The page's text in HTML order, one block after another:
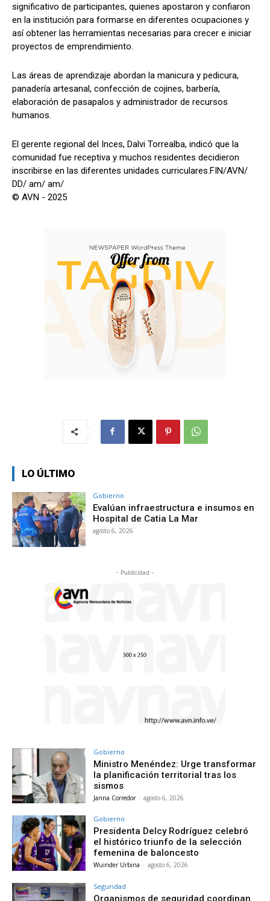
significativo de participantes, quienes apostaron y confiaron
en la institución para formarse en diferentes ocupaciones y
así obtener las herramientas necesarias para crecer e iniciar
proyectos de emprendimiento.
Las áreas de aprendizaje abordan la manicura y pedicura,
panadería artesanal, confección de cojines, barbería,
elaboración de pasapalos y administrador de recursos
humanos.
El gerente regional del Inces, Dalvi Torrealba, indicó que la
comunidad fue receptiva y muchos residentes decidieron
inscribirse en las diferentes unidades curriculares.FIN/AVN/
DD/ am/ am/
© AVN - 2025
LO ÚLTIMO
Gobierno
Evalúan infraestructura e insumos en
Hospital de Catia La Mar
agosto 6, 2026
- Publicidad -
Gobierno
Ministro Menéndez: Urge transformar
la planificación territorial tras los
sismos
Janna Corredor - agosto 6, 2026
Gobierno
Presidenta Delcy Rodríguez celebró
el histórico triunfo de la selección
femenina de baloncesto
Wuinder Urbina - agosto 6, 2026
Seguridad
Organismos de seguridad coordinan